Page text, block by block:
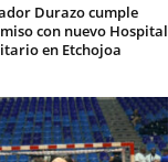
Durazo cumple
con nuevo Hospital
en Etchojoa